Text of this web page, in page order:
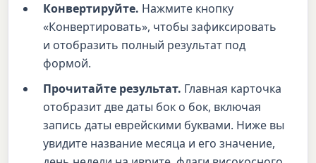
Конвертируйте. Нажмите кнопку
«Конвертировать», чтобы зафиксировать
и отобразить полный результат под
формой.
Прочитайте результат. Главная карточка
отобразит две даты бок о бок, включая
запись даты еврейскими буквами. Ниже вы
увидите название месяца и его значение,